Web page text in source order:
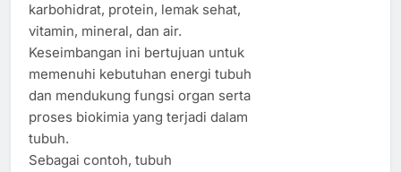
karbohidrat, protein, lemak sehat,
vitamin, mineral, dan air.
Keseimbangan ini bertujuan untuk
memenuhi kebutuhan energi tubuh
dan mendukung fungsi organ serta
proses biokimia yang terjadi dalam
tubuh.
Sebagai contoh, tubuh